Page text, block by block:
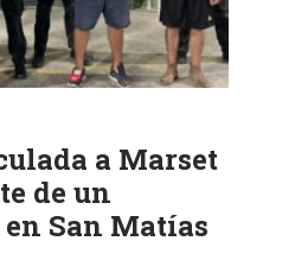
a Marset
de un
San Matías